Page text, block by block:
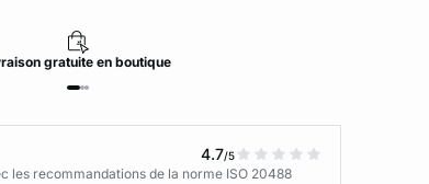
gratuite en boutique
4.7/5
les recommandations de la norme ISO 20488